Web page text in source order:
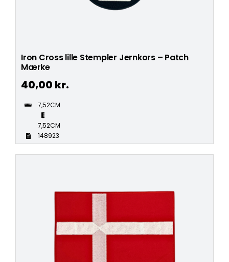
Iron Cross lille Stempler Jernkors – Patch
Mærke
40,00 kr.
7,52CM
7,52CM
148923